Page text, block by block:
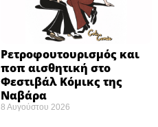
Ρετροφουτουρισμός και
ποπ αισθητική στο
Φεστιβάλ Κόμικς της
Ναβάρα ​
8 Αυγούστου 2026